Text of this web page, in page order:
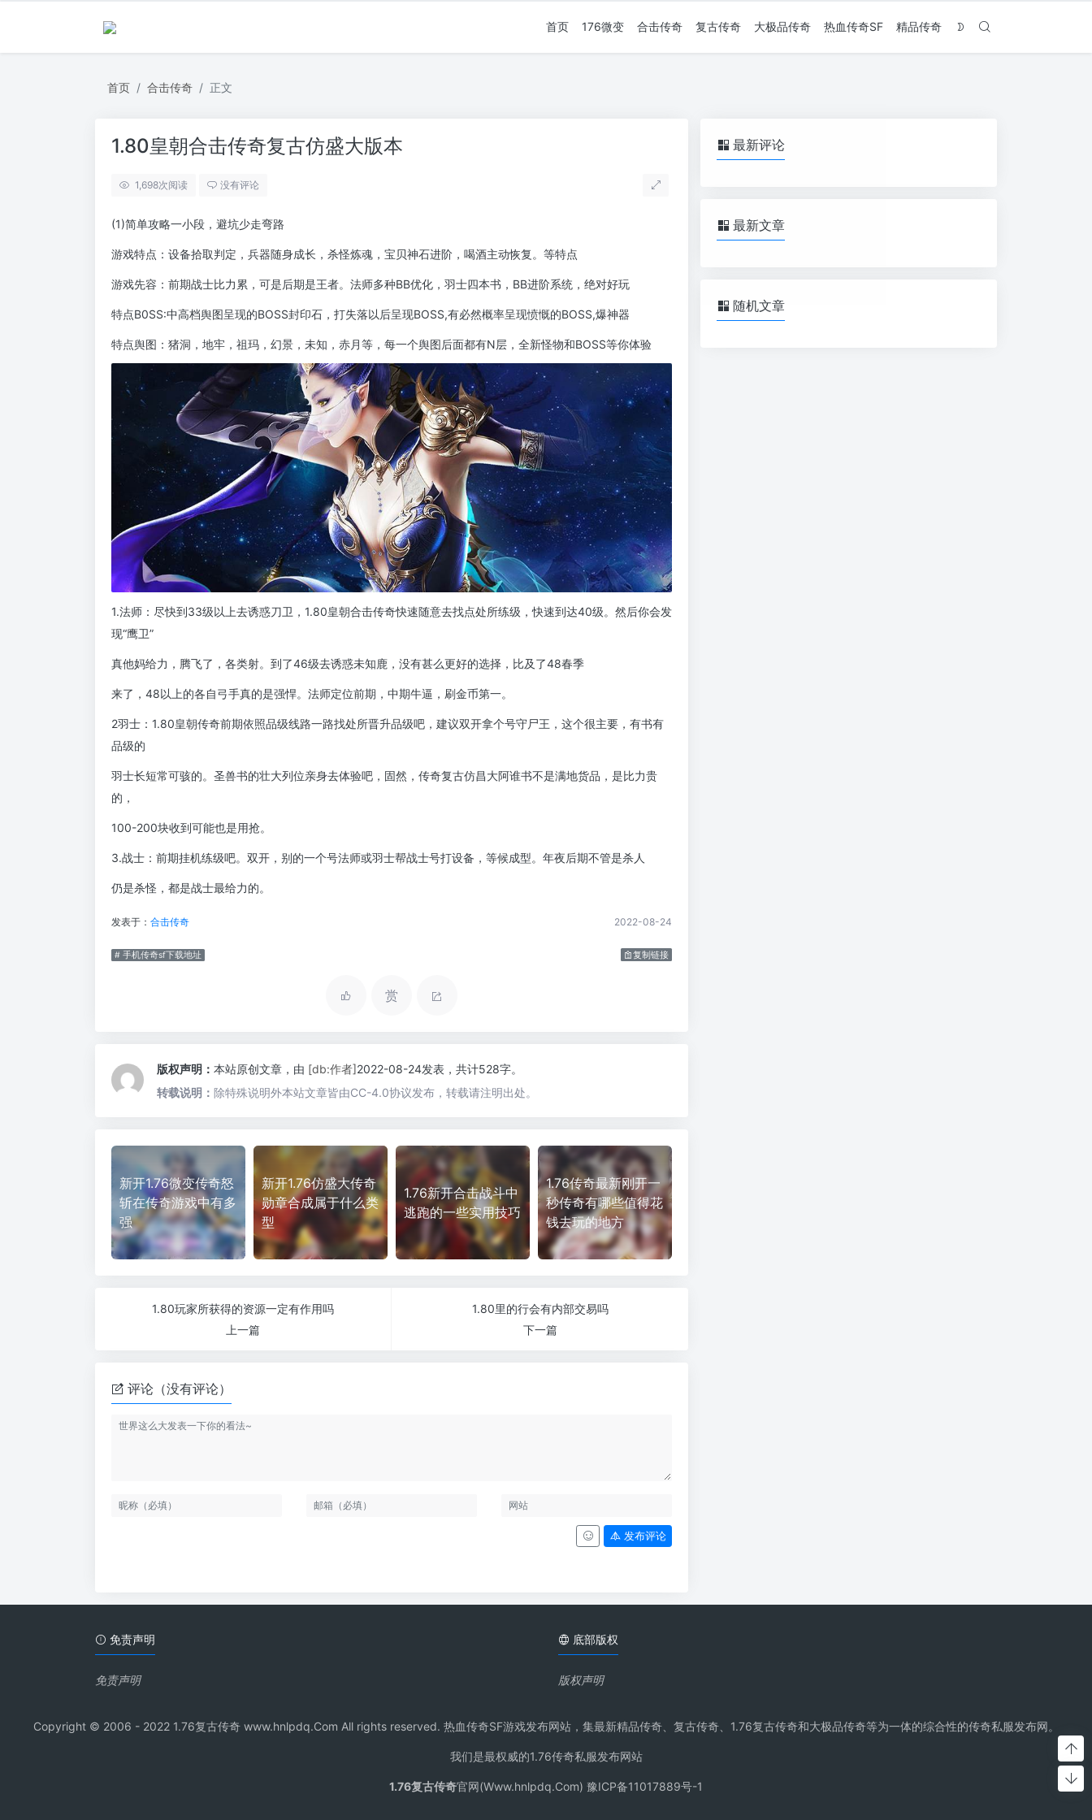
首页 176微变 合击传奇 复古传奇 大极品传奇 热血传奇SF 精品传奇
首页 合击传奇 正文
1.80皇朝合击传奇复古仿盛大版本
1,698次阅读 没有评论
(1)简单攻略一小段，避坑少走弯路
游戏特点：设备拾取判定，兵器随身成长，杀怪炼魂，宝贝神石进阶，喝酒主动恢复。等特点
游戏先容：前期战士比力累，可是后期是王者。法师多种BB优化，羽士四本书，BB进阶系统，绝对好玩
特点B0SS:中高档舆图呈现的BOSS封印石，打失落以后呈现BOSS,有必然概率呈现愤慨的BOSS,爆神器
特点舆图：猪洞，地牢，祖玛，幻景，未知，赤月等，每一个舆图后面都有N层，全新怪物和BOSS等你体验
1.法师：尽快到33级以上去诱惑刀卫，1.80皇朝合击传奇快速随意去找点处所练级，快速到达40级。然后你会发
现“鹰卫”
真他妈给力，腾飞了，各类射。到了46级去诱惑未知鹿，没有甚么更好的选择，比及了48春季
来了，48以上的各自弓手真的是强悍。法师定位前期，中期牛逼，刷金币第一。
2羽士：1.80皇朝传奇前期依照品级线路一路找处所晋升品级吧，建议双开拿个号守尸王，这个很主要，有书有
品级的
羽士长短常可骇的。圣兽书的壮大列位亲身去体验吧，固然，传奇复古仿昌大阿谁书不是满地货品，是比力贵
的，
100-200块收到可能也是用抢。
3.战士：前期挂机练级吧。双开，别的一个号法师或羽士帮战士号打设备，等候成型。年夜后期不管是杀人
仍是杀怪，都是战士最给力的。
发表于： 合击传奇 2022-08-24
# 手机传奇sf下载地址 复制链接
赏
版权声明： 本站原创文章，由 [db:作者]2022-08-24发表，共计528字。
转载说明： 除特殊说明外本站文章皆由CC-4.0协议发布，转载请注明出处。
新开1.76微变传奇怒
斩在传奇游戏中有多
强
新开1.76仿盛大传奇
勋章合成属于什么类
型
1.76新开合击战斗中
逃跑的一些实用技巧
1.76传奇最新刚开一
秒传奇有哪些值得花
钱去玩的地方
1.80玩家所获得的资源一定有作用吗
上一篇
1.80里的行会有内部交易吗
下一篇
评论（没有评论）
发布评论
最新评论
最新文章
随机文章
免责声明
免责声明
底部版权
版权声明
Copyright © 2006 - 2022 1.76复古传奇 www.hnlpdq.Com All rights reserved. 热血传奇SF游戏发布网站，集最新精品传奇、复古传奇、1.76复古传奇和大极品传奇等为一体的综合性的传奇私服发布网。
我们是最权威的1.76传奇私服发布网站
1.76复古传奇官网(Www.hnlpdq.Com) 豫ICP备11017889号-1